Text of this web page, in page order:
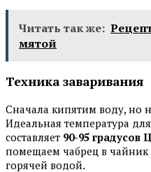
Читать так же:
мятой
Техника заваривания
Сначала кипятим воду, но
Идеальная температура
составляет 90-95 градусов
помещаем чабрец в
горячей водой.